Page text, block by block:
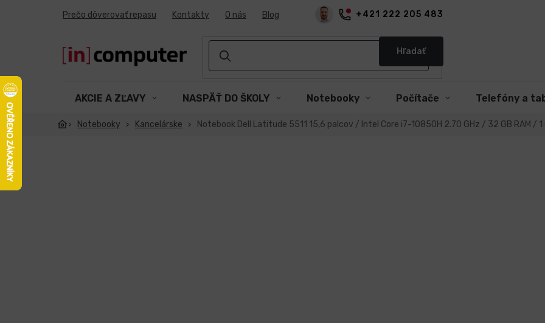
+421 222 205 483
Prečo dôverovať repasu Kontakty O nás Blog
Hľadať
AKCIE A ZĽAVY NASPÄŤ DO ŠKOLY Notebooky Počítače Telefóny a
Notebooky Kancelárske Notebook Dell Latitude 5511 15,6 palcov / Intel Core i7-10850H 2.70 GHz / 32 GB RAM /